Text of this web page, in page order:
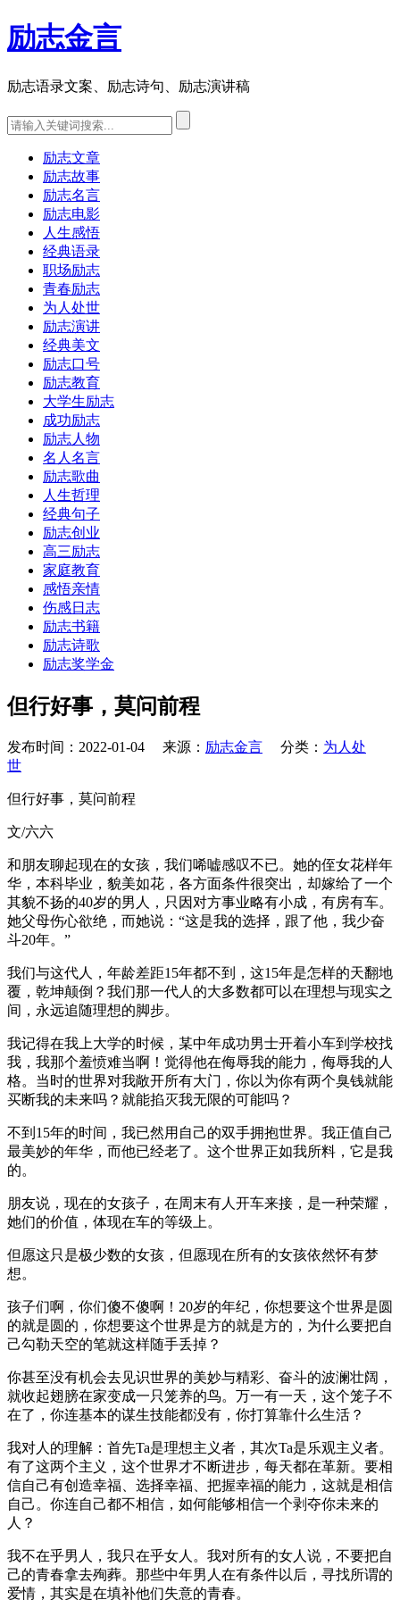
励志金言
励志语录文案、励志诗句、励志演讲稿
励志文章
励志故事
励志名言
励志电影
人生感悟
经典语录
职场励志
青春励志
为人处世
励志演讲
经典美文
励志口号
励志教育
大学生励志
成功励志
励志人物
名人名言
励志歌曲
人生哲理
经典句子
励志创业
高三励志
家庭教育
感悟亲情
伤感日志
励志书籍
励志诗歌
励志奖学金
但行好事，莫问前程
发布时间：2022-01-04 来源： 励志金言 分类： 为人处
世
但行好事，莫问前程
文/六六
和朋友聊起现在的女孩，我们唏嘘感叹不已。她的侄女花样年
华，本科毕业，貌美如花，各方面条件很突出，却嫁给了一个
其貌不扬的40岁的男人，只因对方事业略有小成，有房有车。
她父母伤心欲绝，而她说：“这是我的选择，跟了他，我少奋
斗20年。”
我们与这代人，年龄差距15年都不到，这15年是怎样的天翻地
覆，乾坤颠倒？我们那一代人的大多数都可以在理想与现实之
间，永远追随理想的脚步。
我记得在我上大学的时候，某中年成功男士开着小车到学校找
我，我那个羞愤难当啊！觉得他在侮辱我的能力，侮辱我的人
格。当时的世界对我敞开所有大门，你以为你有两个臭钱就能
买断我的未来吗？就能掐灭我无限的可能吗？
不到15年的时间，我已然用自己的双手拥抱世界。我正值自己
最美妙的年华，而他已经老了。这个世界正如我所料，它是我
的。
朋友说，现在的女孩子，在周末有人开车来接，是一种荣耀，
她们的价值，体现在车的等级上。
但愿这只是极少数的女孩，但愿现在所有的女孩依然怀有梦
想。
孩子们啊，你们傻不傻啊！20岁的年纪，你想要这个世界是圆
的就是圆的，你想要这个世界是方的就是方的，为什么要把自
己勾勒天空的笔就这样随手丢掉？
你甚至没有机会去见识世界的美妙与精彩、奋斗的波澜壮阔，
就收起翅膀在家变成一只笼养的鸟。万一有一天，这个笼子不
在了，你连基本的谋生技能都没有，你打算靠什么生活？
我对人的理解：首先Ta是理想主义者，其次Ta是乐观主义者。
有了这两个主义，这个世界才不断进步，每天都在革新。要相
信自己有创造幸福、选择幸福、把握幸福的能力，这就是相信
自己。你连自己都不相信，如何能够相信一个剥夺你未来的
人？
我不在乎男人，我只在乎女人。我对所有的女人说，不要把自
己的青春拿去殉葬。那些中年男人在有条件以后，寻找所谓的
爱情，其实是在填补他们失意的青春。